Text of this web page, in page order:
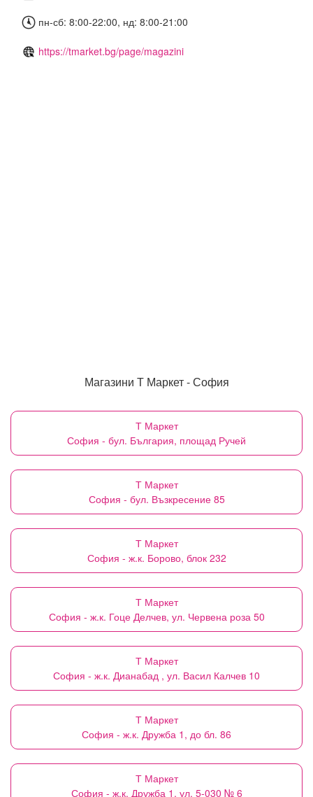
пн-сб: 8:00-22:00, нд: 8:00-21:00
https://tmarket.bg/page/magazini
Магазини Т Маркет - София
Т Маркет
София - бул. България, площад Ручей
Т Маркет
София - бул. Възкресение 85
Т Маркет
София - ж.к. Борово, блок 232
Т Маркет
София - ж.к. Гоце Делчев, ул. Червена роза 50
Т Маркет
София - ж.к. Дианабад , ул. Васил Калчев 10
Т Маркет
София - ж.к. Дружба 1, до бл. 86
Т Маркет
София - ж.к. Дружба 1, ул. 5-030 № 6